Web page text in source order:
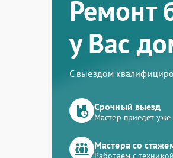
Ремонт
у Вас
С выездом
Срочный выезд
Мастер приедет
Мастера со
Работаем с